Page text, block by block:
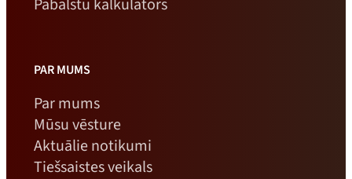
Pabalstu kalkulators
PAR MUMS
Par mums
Mūsu vēsture
Aktuālie notikumi
Tiešsaistes veikals